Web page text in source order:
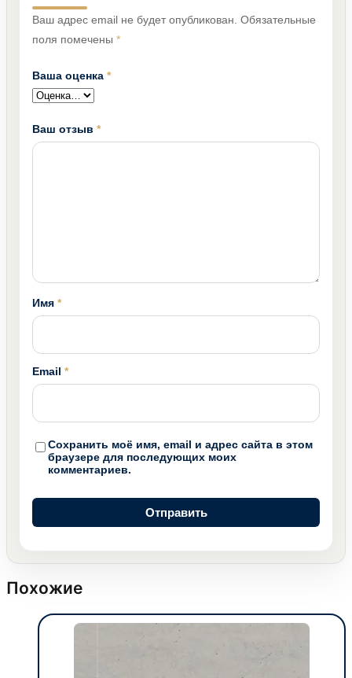
Ваш адрес email не будет опубликован. Обязательные
поля помечены *
Ваша оценка *
Ваш отзыв *
Имя *
Email *
Сохранить моё имя, email и адрес сайта в этом
браузере для последующих моих
комментариев.
Похожие